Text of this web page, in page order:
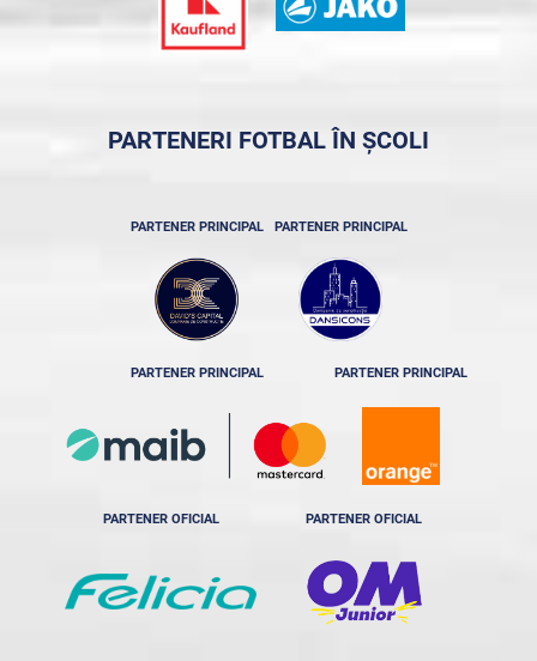
PARTENERI FOTBAL ÎN ȘCOLI
PARTENER PRINCIPAL PARTENER PRINCIPAL
PARTENER PRINCIPAL PARTENER PRINCIPAL
PARTENER OFICIAL PARTENER OFICIAL